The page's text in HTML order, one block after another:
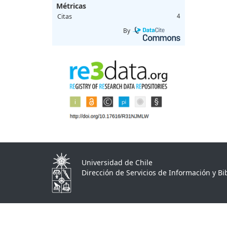
Métricas
Citas 4
By
Universidad de Chile
Dirección de Servicios de Información y